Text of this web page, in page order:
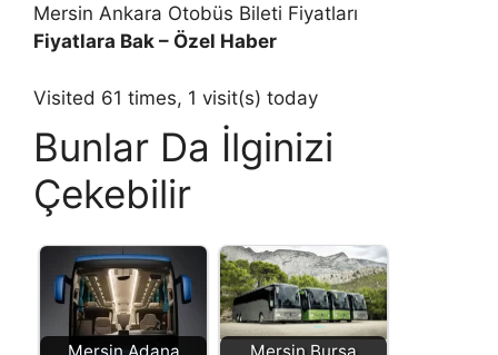
Mersin Ankara Otobüs Bileti Fiyatları
Fiyatlara Bak – Özel Haber
Visited 61 times, 1 visit(s) today
Bunlar Da İlginizi
Çekebilir